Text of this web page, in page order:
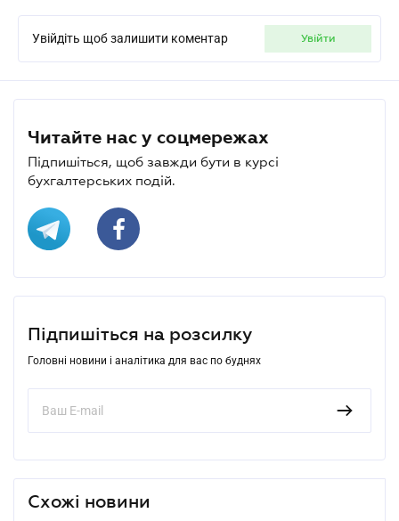
Увійдіть щоб залишити коментар увійти
Читайте нас у соцмережах
Підпишіться, щоб завжди бути в курсі
бухгалтерських подій.
Підпишіться на розсилку
Головні новини і аналітика для вас по буднях
Схожі новини